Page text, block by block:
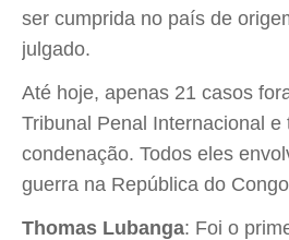
ser cumprida no país de
julgado.
Até hoje, apenas 21 casos
Tribunal Penal Internacional e
condenação. Todos eles
guerra na República do
Thomas Lubanga: Foi o